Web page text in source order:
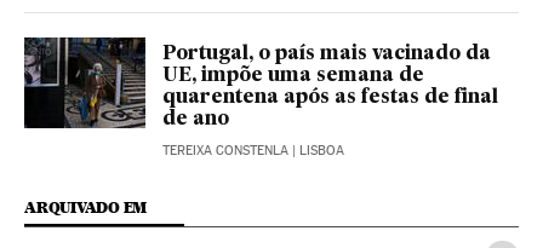
Portugal, o país mais vacinado da
UE, impõe uma semana de
quarentena após as festas de final
de ano
TEREIXA CONSTENLA | LISBOA
ARQUIVADO EM